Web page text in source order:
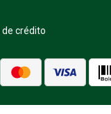
crédito